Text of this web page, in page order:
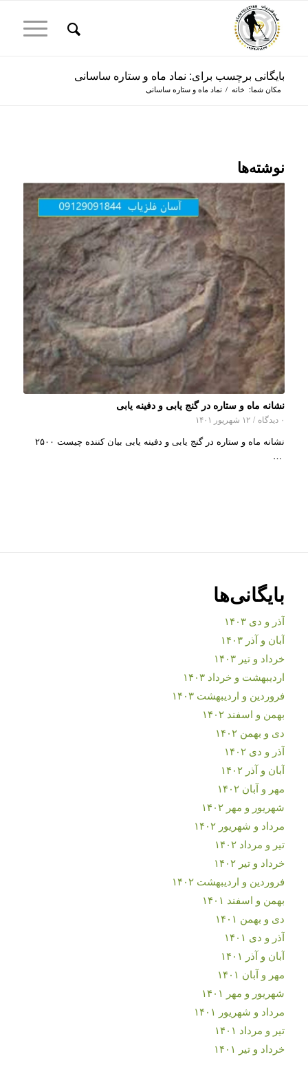
بایگانی برچسب برای: نماد ماه و ستاره ساسانی
مکان شما: خانه / نماد ماه و ستاره ساسانی
نوشته‌ها
نشانه ماه و ستاره در گنج یابی و دفینه یابی
۰ دیدگاه / ۱۲ شهریور ۱۴۰۱
نشانه ماه و ستاره در گنج یابی و دفینه یابی بیان کننده چیست ۲۵۰۰
…
بایگانی‌ها
آذر و دی ۱۴۰۳
آبان و آذر ۱۴۰۳
خرداد و تیر ۱۴۰۳
اردیبهشت و خرداد ۱۴۰۳
فروردین و اردیبهشت ۱۴۰۳
بهمن و اسفند ۱۴۰۲
دی و بهمن ۱۴۰۲
آذر و دی ۱۴۰۲
آبان و آذر ۱۴۰۲
مهر و آبان ۱۴۰۲
شهریور و مهر ۱۴۰۲
مرداد و شهریور ۱۴۰۲
تیر و مرداد ۱۴۰۲
خرداد و تیر ۱۴۰۲
فروردین و اردیبهشت ۱۴۰۲
بهمن و اسفند ۱۴۰۱
دی و بهمن ۱۴۰۱
آذر و دی ۱۴۰۱
آبان و آذر ۱۴۰۱
مهر و آبان ۱۴۰۱
شهریور و مهر ۱۴۰۱
مرداد و شهریور ۱۴۰۱
تیر و مرداد ۱۴۰۱
خرداد و تیر ۱۴۰۱